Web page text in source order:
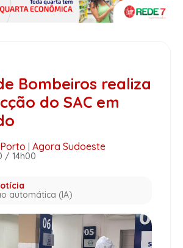
Bombeiros realiza
do SAC em
Agora Sudoeste
/ 14h00
automática (IA)